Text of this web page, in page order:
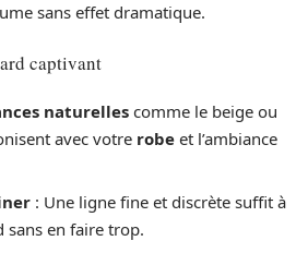
sans effet dramatique.
captivant
naturelles comme le beige ou
avec votre robe et l’ambiance
: Une ligne fine et discrète suffit à
sans en faire trop.